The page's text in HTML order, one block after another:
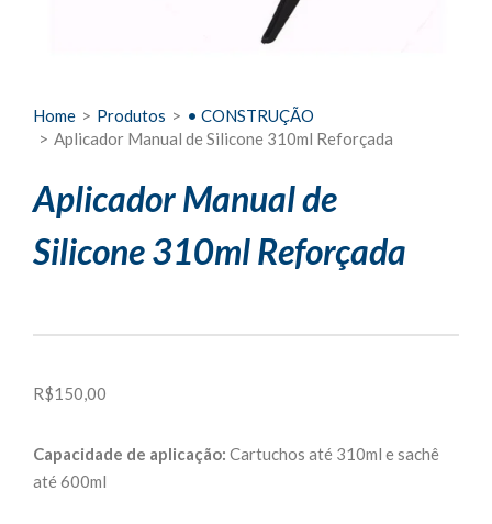
Home > Produtos > • CONSTRUÇÃO
> Aplicador Manual de Silicone 310ml Reforçada
Aplicador Manual de
Silicone 310ml Reforçada
R$150,00
Capacidade de aplicação: Cartuchos até 310ml e sachê
até 600ml